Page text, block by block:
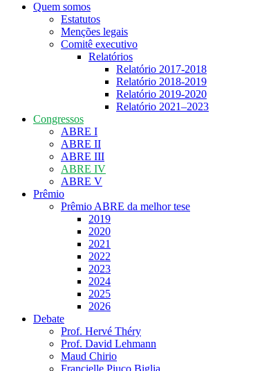
Quem somos
Estatutos
Menções legais
Comitê executivo
Relatórios
Relatório 2017-2018
Relatório 2018-2019
Relatório 2019-2020
Relatório 2021‒2023
Congressos
ABRE I
ABRE II
ABRE III
ABRE IV
ABRE V
Prêmio
Prêmio ABRE da melhor tese
2019
2020
2021
2022
2023
2024
2025
2026
Debate
Prof. Hervé Théry
Prof. David Lehmann
Maud Chirio
Francielle Piuco Biglia